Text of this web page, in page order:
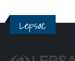
Lepsac